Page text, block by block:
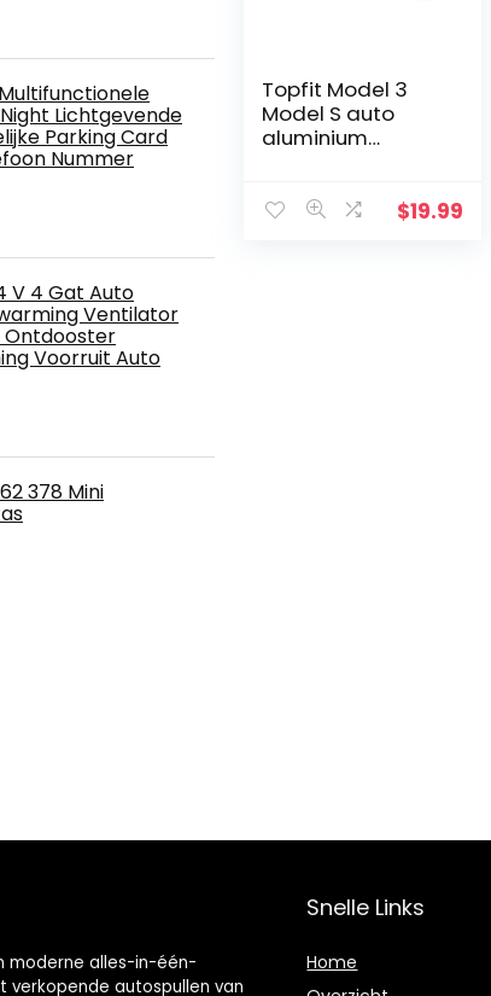
Lichtgevende
Parking Card
Nummer
V 4 Gat Auto
Ventilator
Ontdooster
Voorruit Auto
378 Mini
Topfit Model 3
Model S auto
aluminium
sleutelhanger$19.99
moderne alles-in-één-
verkopende autospullen van
Snelle Links
Home